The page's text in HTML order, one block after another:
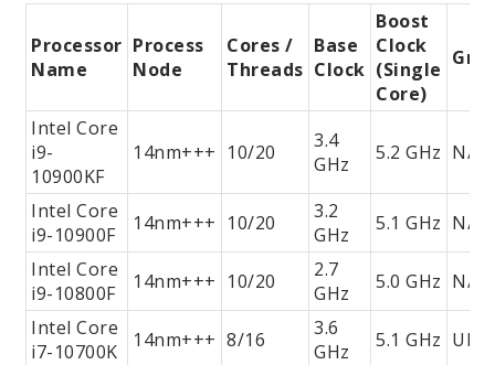
Processor
Name
Process
Node
Cores /
Threads
Base
Clock
Boost
Clock
(Single
Core)
Intel Core
i9-
10900KF
14nm+++ 10/20
3.4
GHz
5.2 GHz N/A
Intel Core
i9-10900F
14nm+++ 10/20
3.2
GHz
5.1 GHz N/A
Intel Core
i9-10800F
14nm+++ 10/20
2.7
GHz
5.0 GHz N/A
Intel Core
i7-10700K
14nm+++ 8/16
3.6
GHz
5.1 GHz